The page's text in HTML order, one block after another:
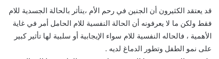
قد يعتقد الكثيرون أن الجنين في رحم الأم ،يتأثر بالحالة الجسدية للام
فقط ولكن ما لا يعرفونه أن الحالة النفسية للام الحامل أمر في غاية
الأهمية ، فالحاله النفسية للام سواء الإيجابية أو سلبية لها تأثير كبير
على نمو الطفل وتطور الدماغ لديه .